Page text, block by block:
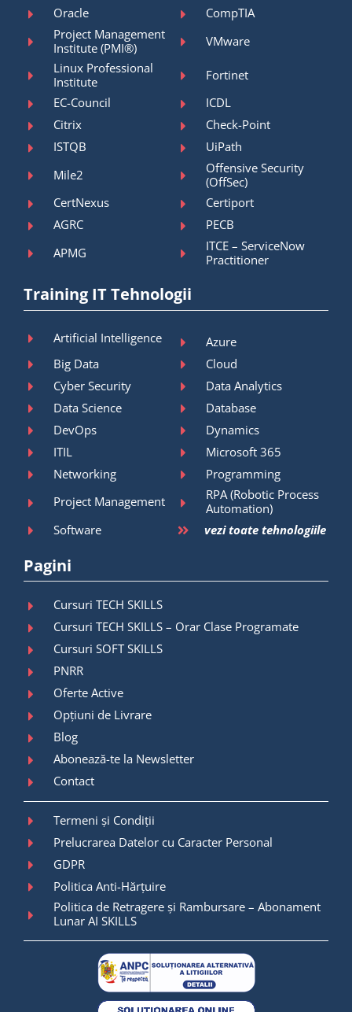
Oracle
CompTIA
Project Management
Institute (PMI®)
VMware
Linux Professional
Institute
Fortinet
EC-Council
ICDL
Citrix
Check-Point
ISTQB
UiPath
Mile2
Offensive Security
(OffSec)
CertNexus
Certiport
AGRC
PECB
APMG
ITCE – ServiceNow
Practitioner
Training IT Tehnologii
Artificial Intelligence
Azure
Big Data
Cloud
Cyber Security
Data Analytics
Data Science
Database
DevOps
Dynamics
ITIL
Microsoft 365
Networking
Programming
Project Management
RPA (Robotic Process
Automation)
Software
vezi toate tehnologiile
Pagini
Cursuri TECH SKILLS
Cursuri TECH SKILLS – Orar Clase Programate
Cursuri SOFT SKILLS
PNRR
Oferte Active
Opțiuni de Livrare
Blog
Abonează-te la Newsletter
Contact
Termeni și Condiții
Prelucrarea Datelor cu Caracter Personal
GDPR
Politica Anti-Hărțuire
Politica de Retragere și Rambursare – Abonament
Lunar AI SKILLS